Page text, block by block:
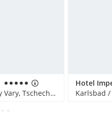
Karlsbad / Karlovy Vary, Tschechien
Hotel